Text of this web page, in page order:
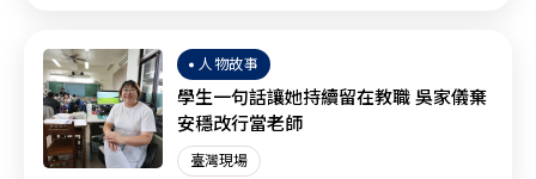
人物故事
學生一句話讓她持續留在教職 吳家儀棄
安穩改行當老師
臺灣現場